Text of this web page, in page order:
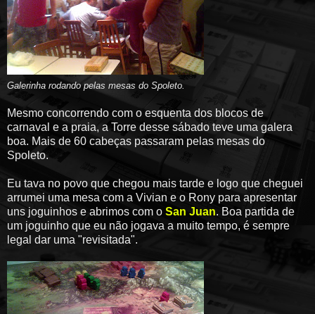
Galerinha rodando pelas mesas do Spoleto.
Mesmo concorrendo com o esquenta dos blocos de
carnaval e a praia, a Torre desse sábado teve uma galera
boa. Mais de 60 cabeças passaram pelas mesas do
Spoleto.
Eu tava no povo que chegou mais tarde e logo que cheguei
arrumei uma mesa com a Vivian e o Rony para apresentar
uns joguinhos e abrimos com o San Juan. Boa partida de
um joguinho que eu não jogava a muito tempo, é sempre
legal dar uma "revisitada".